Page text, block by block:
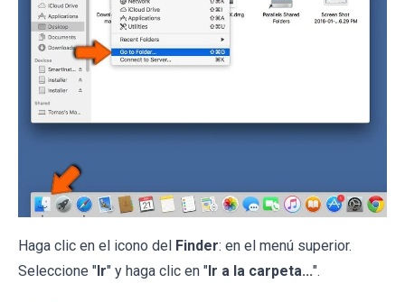
Haga clic en el icono del Finder: en el menú superior.
Seleccione "Ir" y haga clic en "Ir a la carpeta...".